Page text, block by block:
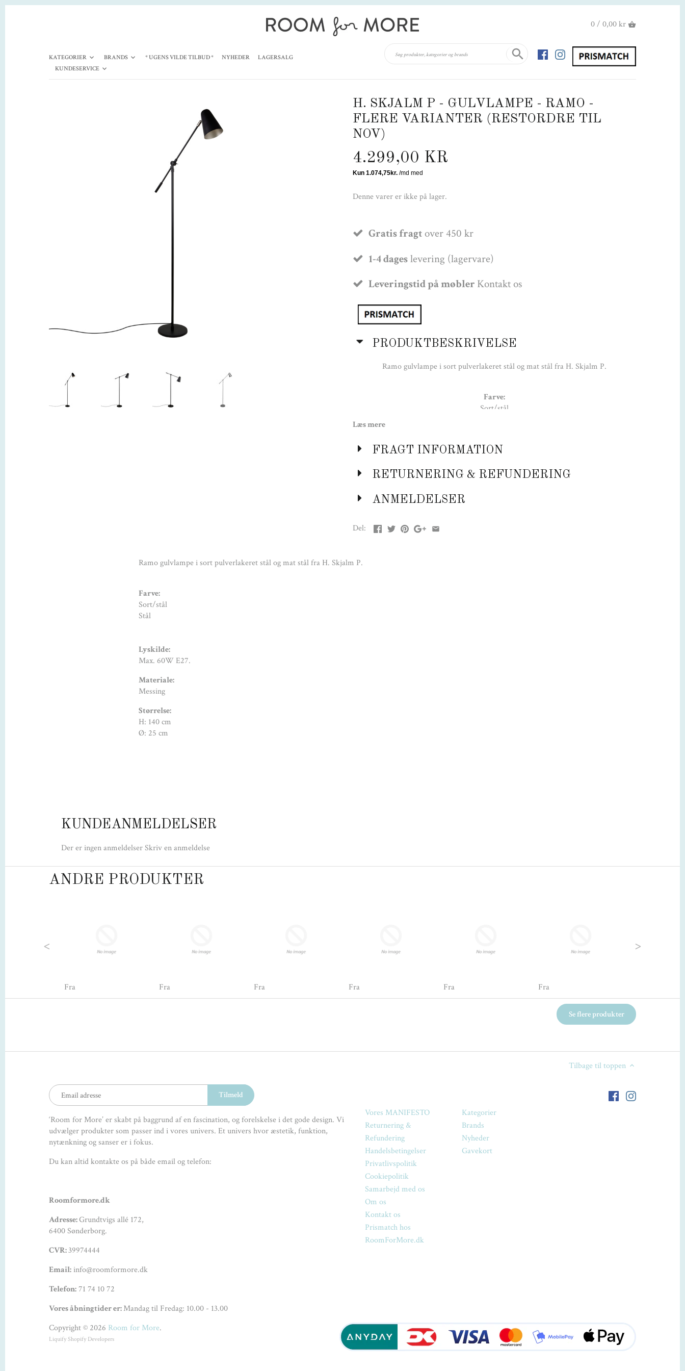
0 / 0,00 kr
KATEGORIER BRANDS * UGENS VILDE TILBUD * NYHEDER
LAGERSALG
KUNDESERVICE
H. SKJALM P - GULVLAMPE - RAMO -
FLERE VARIANTER (RESTORDRE TIL
NOV)
4.299,00 KR
Denne varer er ikke på lager.
Gratis fragtover 450 kr
1-4 dageslevering (lagervare)
Leveringstid på møbler Kontakt os
PRODUKTBESKRIVELSE
Ramo gulvlampe i sort pulverlakeret stål og mat stål fra H. Skjalm P.
Farve:
Sort/stål
Lyskilde:
Læs mere
FRAGT INFORMATION
RETURNERING & REFUNDERING
ANMELDELSER
Del:
Ramo gulvlampe i sort pulverlakeret stål og mat stål fra H. Skjalm P.
Farve:
Sort/stål
Stål
Lyskilde:
Max. 60W E27.
Materiale:
Messing
Størrelse:
H: 140 cm
Ø: 25 cm
KUNDEANMELDELSER
Der er ingen anmeldelser Skriv en anmeldelse
ANDRE PRODUKTER
Fra Fra Fra Fra Fra Fra
Se flere produkter
Tilbage til toppen
‘Room for More’ er skabt på baggrund af en fascination, og forelskelse i det gode design. Vi
udvælger produkter som passer ind i vores univers. Et univers hvor æstetik, funktion,
nytænkning og sanser er i fokus.
Du kan altid kontakte os på både email og telefon:
Roomformore.dk
Adresse:Grundtvigs allé 172,
6400 Sønderborg.
CVR:39974444
Email:info@roomformore.dk
Telefon:71 74 10 72
Vores åbningtider er:Mandag til Fredag: 10.00 - 13.00
Vores MANIFESTO
Returnering &
Refundering
Handelsbetingelser
Privatlivspolitik
Cookiepolitik
Samarbejd med os
Om os
Kontakt os
Prismatch hos
RoomForMore.dk
Kategorier
Brands
Nyheder
Gavekort
Copyright © 2026 Room for More.
LiquifyShopify Developers